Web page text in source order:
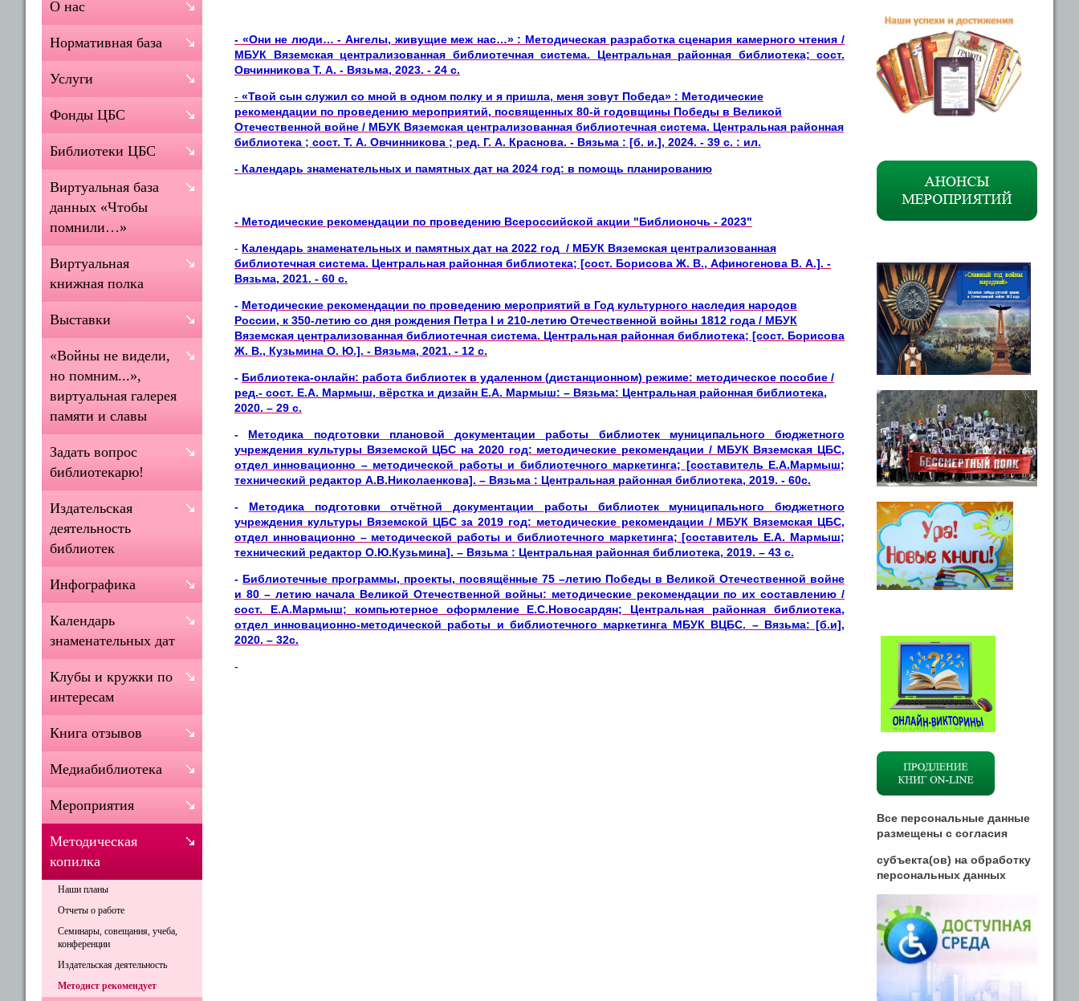
- «Они не люди… - Ангелы, живущие меж нас…» : Методическая разработка сценария камерного чтения /
МБУК Вяземская централизованная библиотечная система. Центральная районная библиотека; сост.
Овчинникова Т. А. - Вязьма, 2023. - 24 с.
- «Твой сын служил со мной в одном полку и я пришла, меня зовут Победа» : Методические
рекомендации по проведению мероприятий, посвященных 80-й годовщины Победы в Великой
Отечественной войне / МБУК Вяземская централизованная библиотечная система. Центральная районная
библиотека ; сост. Т. А. Овчинникова ; ред. Г. А. Краснова. - Вязьма : [б. и.], 2024. - 39 с. : ил.
- Календарь знаменательных и памятных дат на 2024 год: в помощь планированию
- Методические рекомендации по проведению Всероссийской акции "Библионочь - 2023"
- Календарь знаменательных и памятных дат на 2022 год / МБУК Вяземская централизованная
библиотечная система. Центральная районная библиотека; [сост. Борисова Ж. В., Афиногенова В. А.]. -
Вязьма, 2021. - 60 с.
- Методические рекомендации по проведению мероприятий в Год культурного наследия народов
России, к 350-летию со дня рождения Петра I и 210-летию Отечественной войны 1812 года / МБУК
Вяземская централизованная библиотечная система. Центральная районная библиотека; [сост. Борисова
Ж. В., Кузьмина О. Ю.]. - Вязьма, 2021. - 12 с.
- Библиотека-онлайн: работа библиотек в удаленном (дистанционном) режиме: методическое пособие /
ред.- сост. Е.А. Мармыш, вёрстка и дизайн Е.А. Мармыш: – Вязьма: Центральная районная библиотека,
2020. – 29 с.
- Методика подготовки плановой документации работы библиотек муниципального бюджетного
учреждения культуры Вяземской ЦБС на 2020 год: методические рекомендации / МБУК Вяземская ЦБС,
отдел инновационно – методической работы и библиотечного маркетинга; [составитель Е.А.Мармыш;
технический редактор А.В.Николаенкова]. – Вязьма : Центральная районная библиотека, 2019. - 60с.
-
Методика подготовки отчётной документации работы библиотек муниципального бюджетного
учреждения культуры Вяземской ЦБС за 2019 год: методические рекомендации / МБУК Вяземская ЦБС,
отдел инновационно – методической работы и библиотечного маркетинга; [составитель Е.А. Мармыш;
технический редактор О.Ю.Кузьмина]. – Вязьма : Центральная районная библиотека, 2019. – 43 с.
- Библиотечные программы, проекты, посвящённые 75 –летию Победы в Великой Отечественной войне
и 80 – летию начала Великой Отечественной войны: методические рекомендации по их составлению /
сост. Е.А.Мармыш; компьютерное оформление Е.С.Новосардян; Центральная районная библиотека,
отдел инновационно-методической работы и библиотечного маркетинга МБУК ВЦБС. – Вязьма: [б.и],
2020. – 32с.
-
О нас
Нормативная база
Услуги
Фонды ЦБС
Библиотеки ЦБС
Виртуальная база
данных «Чтобы
помнили…»
Виртуальная
книжная полка
Выставки
«Войны не видели,
но помним...»,
виртуальная галерея
памяти и славы
Задать вопрос
библиотекарю!
Издательская
деятельность
библиотек
Инфографика
Календарь
знаменательных дат
Клубы и кружки по
интересам
Книга отзывов
Медиабиблиотека
Мероприятия
Методическая
копилка
Наши планы
Отчеты о работе
Семинары, совещания, учеба,
конференции
Издательская деятельность
Методист рекомендует
Все персональные данные
размещены с согласия
субъекта(ов) на обработку
персональных данных